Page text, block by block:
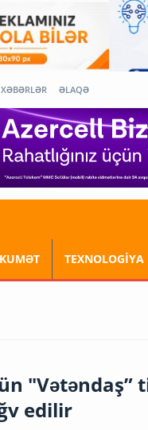
XƏBƏRLƏR ƏLAQƏ
TEXNOLOGİYA
edilir